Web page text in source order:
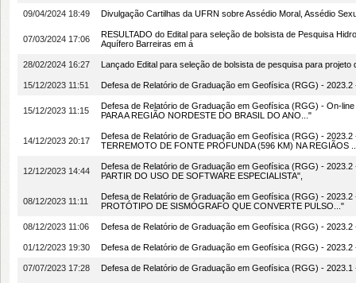
09/04/2024 18:49 Divulgação Cartilhas da UFRN sobre Assédio Moral, Assédio
07/03/2024 17:06
RESULTADO do Edital para seleção de bolsista de Pesquisa
Aquífero Barreiras em á
28/02/2024 16:27 Lançado Edital para seleção de bolsista de pesquisa para projeto
15/12/2023 11:51 Defesa de Relatório de Graduação em Geofísica (RGG) -
15/12/2023 11:15
Defesa de Relatório de Graduação em Geofísica (RGG) - On-
PARA A REGIÃO NORDESTE DO BRASIL DO ANO..."
14/12/2023 20:17
Defesa de Relatório de Graduação em Geofísica (RGG) -
TERREMOTO DE FONTE PROFUNDA (596 KM) NA REGIÃOS
12/12/2023 14:44
Defesa de Relatório de Graduação em Geofísica (RGG) -
PARTIR DO USO DE SOFTWARE ESPECIALISTA",
08/12/2023 11:11
Defesa de Relatório de Graduação em Geofísica (RGG) -
PROTÓTIPO DE SISMÓGRAFO QUE CONVERTE PULSO..."
08/12/2023 11:06 Defesa de Relatório de Graduação em Geofísica (RGG) -
01/12/2023 19:30 Defesa de Relatório de Graduação em Geofísica (RGG) -
07/07/2023 17:28 Defesa de Relatório de Graduação em Geofísica (RGG) -